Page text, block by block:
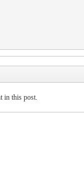
in this post.